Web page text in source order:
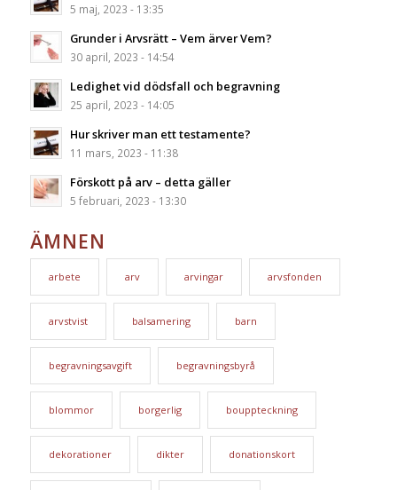
5 maj, 2023 - 13:35
Grunder i Arvsrätt – Vem ärver Vem?
30 april, 2023 - 14:54
Ledighet vid dödsfall och begravning
25 april, 2023 - 14:05
Hur skriver man ett testamente?
11 mars, 2023 - 11:38
Förskott på arv – detta gäller
5 februari, 2023 - 13:30
ÄMNEN
arbete arv arvingar arvsfonden
arvstvist balsamering barn
begravningsavgift begravningsbyrå
blommor borgerlig bouppteckning
dekorationer dikter donationskort